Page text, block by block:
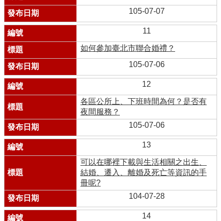
105-07-07
11
如何參加臺北市聯合婚禮？
105-07-06
12
各區公所上、下班時間為何？是否有
夜間服務？
105-07-06
13
可以在哪裡下載與生活相關之出生、
結婚、遷入、離婚及死亡等資訊的手
冊呢?
104-07-28
14